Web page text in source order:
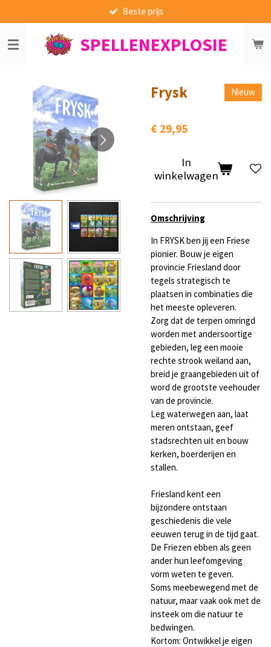
direct
naar
de
SPELLENEXPLOSIE
Beste prijs
Frysk Nieuw
€ 29,95
In
winkelwagen
Omschrijving
In FRYSK ben jij een Friese
pionier. Bouw je eigen
provincie Friesland door
tegels strategisch te
plaatsen in combinaties die
het meeste opleveren.
Zorg dat de terpen omringd
worden met andersoortige
gebieden, leg een mooie
rechte strook weiland aan,
breid je graangebieden uit of
word de grootste veehouder
van de provincie.
Leg waterwegen aan, laat
meren ontstaan, geef
stadsrechten uit en bouw
kerken, boerderijen en
stallen.
Friesland kent een
bijzondere ontstaan
geschiedenis die vele
eeuwen terug in de tijd gaat.
De Friezen ebben als geen
ander hun leefomgeving
vorm weten te geven.
Soms meebewegend met de
natuur, maar vaak ook met de
insteek om die natuur te
bedwingen.
Kortom: Ontwikkel je eigen